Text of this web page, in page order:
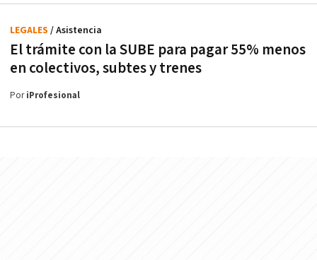
El trámite con la SUBE para pagar 55% menos
en colectivos, subtes y trenes
LEGALES / Asistencia
PoriProfesional